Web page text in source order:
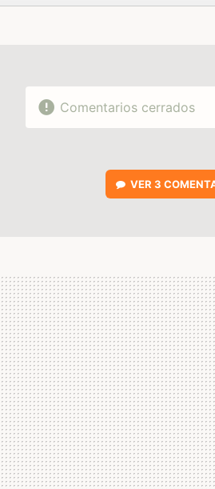
FACEBOOK
TWITTERFLIPBOARD
E-
WHATSAPP
Comentarios cerrados
VER 3